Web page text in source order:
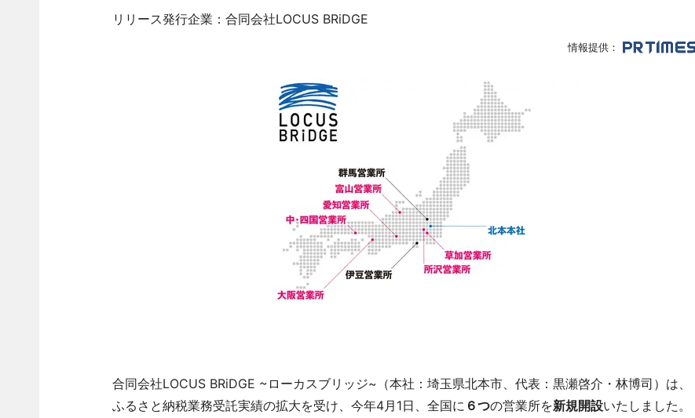
リリース発行企業：合同会社LOCUS BRiDGE
情報提供：
合同会社LOCUS BRiDGE ~ローカスブリッジ~（本社：埼玉県北本市、代表：黒瀬啓介・林博司）は、
ふるさと納税業務受託実績の拡大を受け、今年4月1日、全国に ６つの営業所を新規開設いたしました。